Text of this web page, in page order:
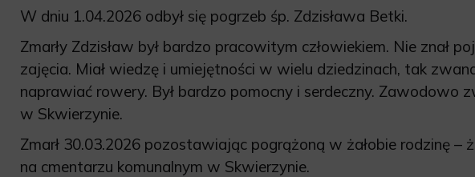
W dniu 1.04.2026 odbył się pogrzeb śp. Zdzisława Betki.
Zmarły Zdzisław był bardzo pracowitym człowiekiem. Nie znał
zajęcia. Miał wiedzę i umiejętności w wielu dziedzinach, tak zwana
naprawiać rowery. Był bardzo pomocny i serdeczny. Zawodowo
w Skwierzynie.
Zmarł 30.03.2026 pozostawiając pogrążoną w żałobie rodzinę –
na cmentarzu komunalnym w Skwierzynie.